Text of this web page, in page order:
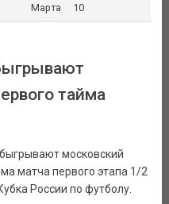
Марта
10
тайма
московский
матча первого этапа 1/2
России по футболу.